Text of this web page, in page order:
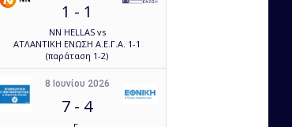
1 - 1
NN HELLAS vs
ΑΤΛΑΝΤΙΚΗ ΕΝΩΣΗ Α.Ε.Γ.Α. 1-1
(παράταση 1-2)
8 Ιουνίου 2026
7 - 4